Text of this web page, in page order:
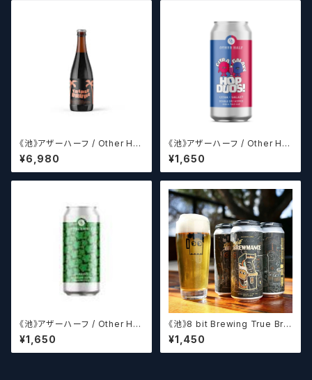
《池》アザーハーフ / Other Hal
f Brewing Triple Drupe【ク
ラフトビールシザーズ】
¥6,980
《池》アザーハーフ / Other Hal
f Brewing Hop Duos! - Citr
a + Galaxy 【クラフトビールシ
ザーズ】
¥1,650
《池》アザーハーフ / Other Hal
f Brewing Dank Ivy【クラフト
ビールシザーズ】
¥1,650
《池》8 bit Brewing True Bre
wmance (473ml) / トゥルー
ブルーマンス【クラフトビール】
¥1,450